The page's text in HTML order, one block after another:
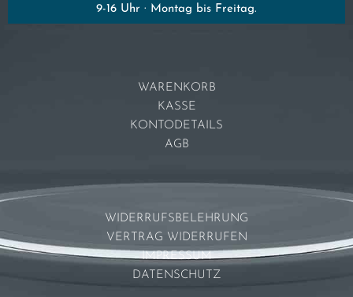
9-16 Uhr · Montag bis Freitag.
WARENKORB
KASSE
KONTODETAILS
AGB
WIDERRUFSBELEHRUNG
VERTRAG WIDERRUFEN
IMPRESSUM
DATENSCHUTZ